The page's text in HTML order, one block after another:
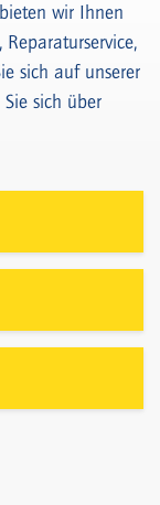
wir Ihnen
sich auf unserer
sich über